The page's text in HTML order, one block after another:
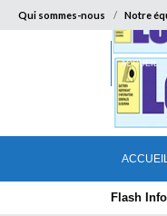
Qui sommes-nous Notre
ACCUEIL
Flash